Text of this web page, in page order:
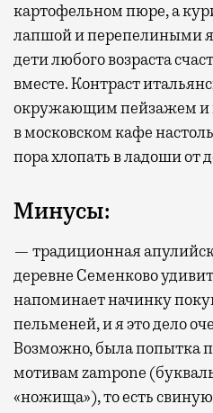
картофельном пюре, а
лапшой и перепелиными
дети любого возраста
вместе. Контраст
окружающим пейзажем и
в московском кафе
пора хлопать в ладоши от
Минусы:
— традиционная
деревне Семенково
напоминает начинку
пельменей, и я это дело
Возможно, была попытка
мотивам zampone
«ножища»), то есть